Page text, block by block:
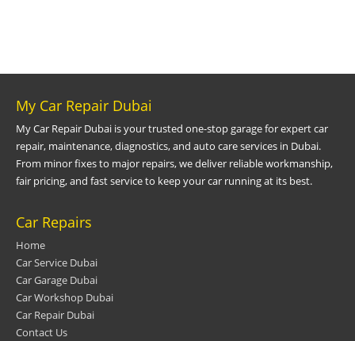
My Car Repair Dubai
My Car Repair Dubai is your trusted one-stop garage for expert car
repair, maintenance, diagnostics, and auto care services in Dubai.
From minor fixes to major repairs, we deliver reliable workmanship,
fair pricing, and fast service to keep your car running at its best.
Car Repairs
Home
Car Service Dubai
Car Garage Dubai
Car Workshop Dubai
Car Repair Dubai
Contact Us